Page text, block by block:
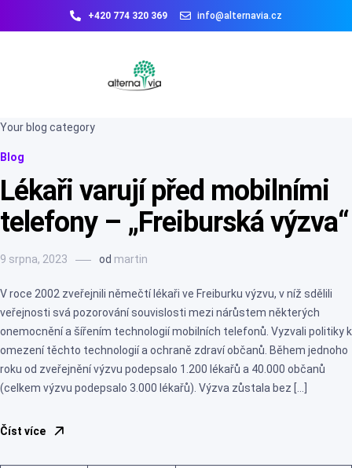
+420 774 320 369 info@alternavia.cz
Your blog category
Blog
Lékaři varují před mobilními
telefony – „Freiburská výzva“
9 srpna, 2023 od martin
V roce 2002 zveřejnili němečtí lékaři ve Freiburku výzvu, v níž sdělili
veřejnosti svá pozorování souvislosti mezi nárůstem některých
onemocnění a šířením technologií mobilních telefonů. Vyzvali politiky k
omezení těchto technologií a ochraně zdraví občanů. Během jednoho
roku od zveřejnění výzvu podepsalo 1.200 lékařů a 40.000 občanů
(celkem výzvu podepsalo 3.000 lékařů). Výzva zůstala bez […]
Číst více